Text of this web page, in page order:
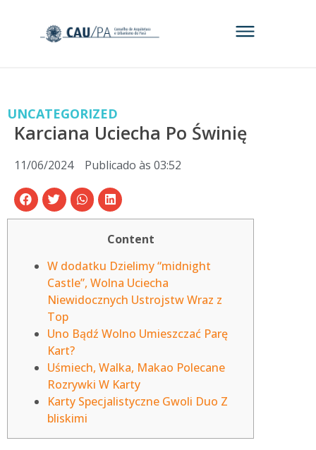
UNCATEGORIZED
Karciana Uciecha Po Świnię
11/06/2024 Publicado às 03:52
Content
W dodatku Dzielimy “midnight
Castle”, Wolna Uciecha
Niewidocznych Ustrojstw Wraz z
Top
Uno Bądź Wolno Umieszczać Parę
Kart?
Uśmiech, Walka, Makao Polecane
Rozrywki W Karty
Karty Specjalistyczne Gwoli Duo Z
bliskimi